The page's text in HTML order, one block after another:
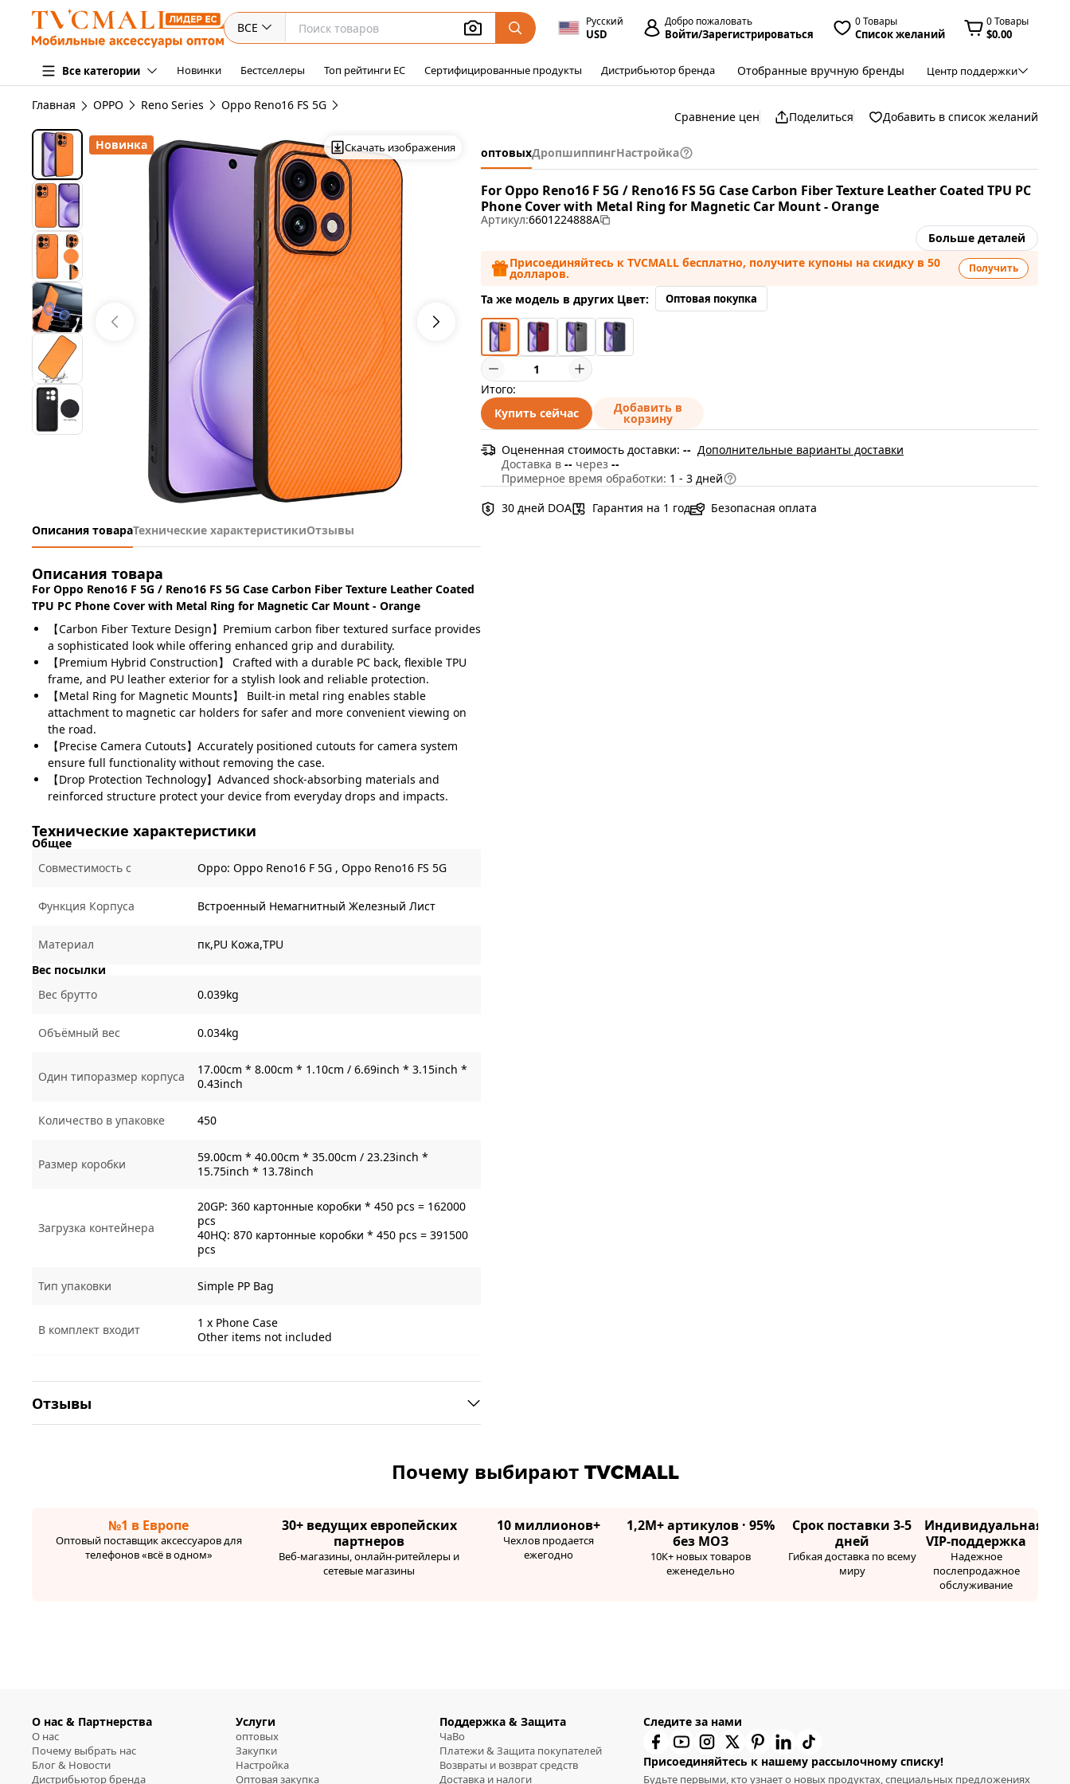
ВСЕ Русский
USD
Добро пожаловать
Войти/Зарегистрироваться
0 Товары
Список желаний
0 Товары
$0.00
Все категории Новинки Бестселлеры Топ рейтинги ЕС Сертифицированные продукты Дистрибьютор бренда Отобранные вручную бренды Центр поддержки
Главная OPPO Reno Series Oppo Reno16 FS 5G
Новинка Скачать изображения
Описания товараТехнические характеристикиОтзывы
Описания товара
For Oppo Reno16 F 5G / Reno16 FS 5G Case Carbon Fiber Texture Leather Coated
TPU PC Phone Cover with Metal Ring for Magnetic Car Mount - Orange
【Carbon Fiber Texture Design】Premium carbon fiber textured surface provides
a sophisticated look while offering enhanced grip and durability.
【Premium Hybrid Construction】 Crafted with a durable PC back, flexible TPU
frame, and PU leather exterior for a stylish look and reliable protection.
【Metal Ring for Magnetic Mounts】 Built-in metal ring enables stable
attachment to magnetic car holders for safer and more convenient viewing on
the road.
【Precise Camera Cutouts】Accurately positioned cutouts for camera system
ensure full functionality without removing the case.
【Drop Protection Technology】Advanced shock-absorbing materials and
reinforced structure protect your device from everyday drops and impacts.
Технические характеристики
Общее
Совместимость с
Oppo: Oppo Reno16 F 5G , Oppo Reno16 FS 5G
Функция Корпуса Встроенный Немагнитный Железный Лист
Материал
пк,PU Кожа,TPU
Вес посылки
Вес брутто
0.039kg
Объёмный вес 0.034kg
Один типоразмер корпуса
17.00cm * 8.00cm * 1.10cm / 6.69inch * 3.15inch *
0.43inch
Количество в упаковке 450
Размер коробки
59.00cm * 40.00cm * 35.00cm / 23.23inch *
15.75inch * 13.78inch
Загрузка контейнера
20GP: 360 картонные коробки * 450 pcs = 162000
pcs
40HQ: 870 картонные коробки * 450 pcs = 391500
pcs
Тип упаковки Simple PP Bag
В комплект входит
1 x Phone Case
Other items not included
Отзывы
Сравнение цен Поделиться Добавить в список желаний
оптовыхДропшиппингНастройка
For Oppo Reno16 F 5G / Reno16 FS 5G Case Carbon Fiber Texture Leather Coated TPU PC
Phone Cover with Metal Ring for Magnetic Car Mount - Orange
Артикул:6601224888A
Больше деталей
Присоединяйтесь к TVCMALL бесплатно, получите купоны на скидку в 50
долларов. Получить
Та же модель в других Цвет: Оптовая покупка
Итого:
Купить сейчас
Добавить в
корзину
Оцененная стоимость доставки: -- Дополнительные варианты доставки
Доставка в -- через --
Примерное время обработки: 1 - 3 дней
30 дней DOA
Гарантия на 1 год Безопасная оплата
Почему выбирают TVCMALL
№1 в Европе
Оптовый поставщик аксессуаров для
телефонов «всё в одном»
30+ ведущих европейских
партнеров
Веб-магазины, онлайн-ритейлеры и
сетевые магазины
10 миллионов+
Чехлов продается
ежегодно
1,2М+ артикулов · 95%
без МОЗ
10К+ новых товаров
еженедельно
Срок поставки 3-5
дней
Гибкая доставка по всему
миру
Индивидуальная
VIP-поддержка
Надежное
послепродажное
обслуживание
О нас & Партнерства
О нас
Почему выбрать нас
Блог & Новости
Дистрибьютор бренда
Услуги
оптовых
Закупки
Настройка
Оптовая закупка
Поддержка & Защита
ЧаВо
Платежи & Защита покупателей
Возвраты и возврат средств
Доставка и налоги
Следите за нами
Присоединяйтесь к нашему рассылочному списку!
Будьте первыми, кто узнает о новых продуктах, специальных предложениях